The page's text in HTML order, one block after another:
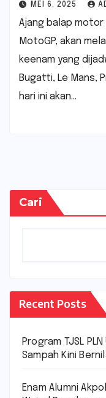
MEI 6, 2025
Ajang balap
MotoGP, akan
keenam yang
Bugatti, Le Mans,
hari ini akan…
Cari
Recent Posts
Program TJSL
Sampah Kini
Enam Alumni